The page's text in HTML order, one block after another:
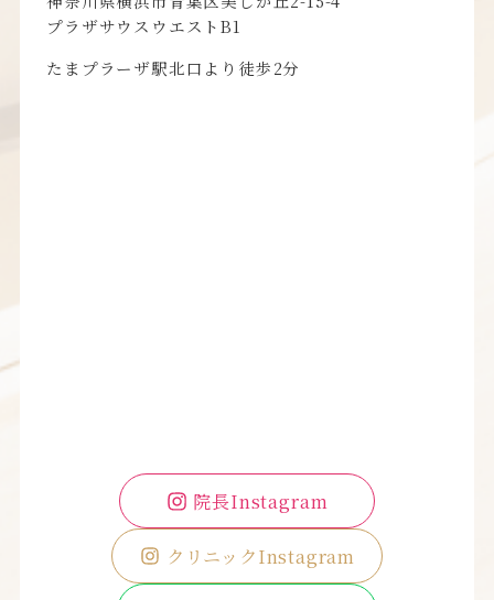
プラザサウスウエストB1
たまプラーザ駅北口より徒歩2分
院長Instagram
クリニックInstagram